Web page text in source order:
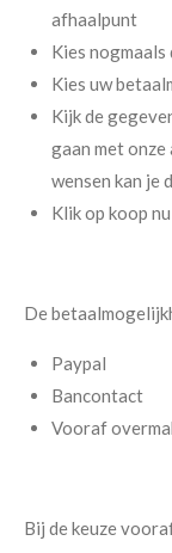
afhaalpunt
Kies
Kies uw
Kijk de
gaan met
wensen kan je
Klik op koop nu
De
Paypal
Bancontact
Vooraf
Bij de keuze